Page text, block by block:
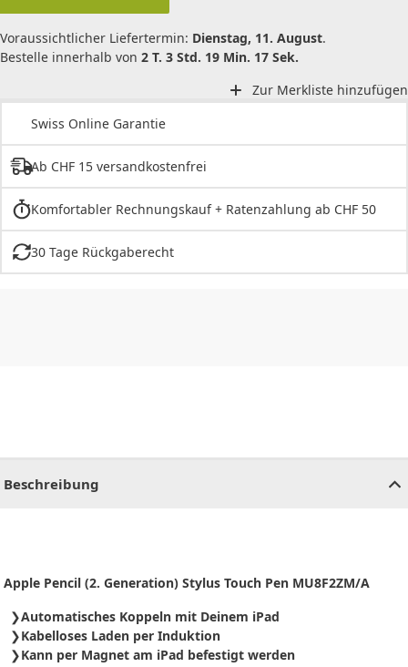
Voraussichtlicher Liefertermin: Dienstag, 11. August.
Bestelle innerhalb von 2 T. 3 Std. 19 Min. 17 Sek.
Zur Merkliste hinzufügen
Swiss Online Garantie
Ab CHF 15 versandkostenfrei
Komfortabler Rechnungskauf + Ratenzahlung ab CHF 50
30 Tage Rückgaberecht
Beschreibung
Apple Pencil (2. Generation) Stylus Touch Pen MU8F2ZM/A
Automatisches Koppeln mit Deinem iPad
Kabelloses Laden per Induktion
Kann per Magnet am iPad befestigt werden